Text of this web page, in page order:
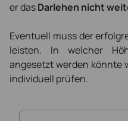
er dasDarlehen nicht
Eventuell muss der
leisten. In welcher
angesetzt werden könnte
individuell prüfen.